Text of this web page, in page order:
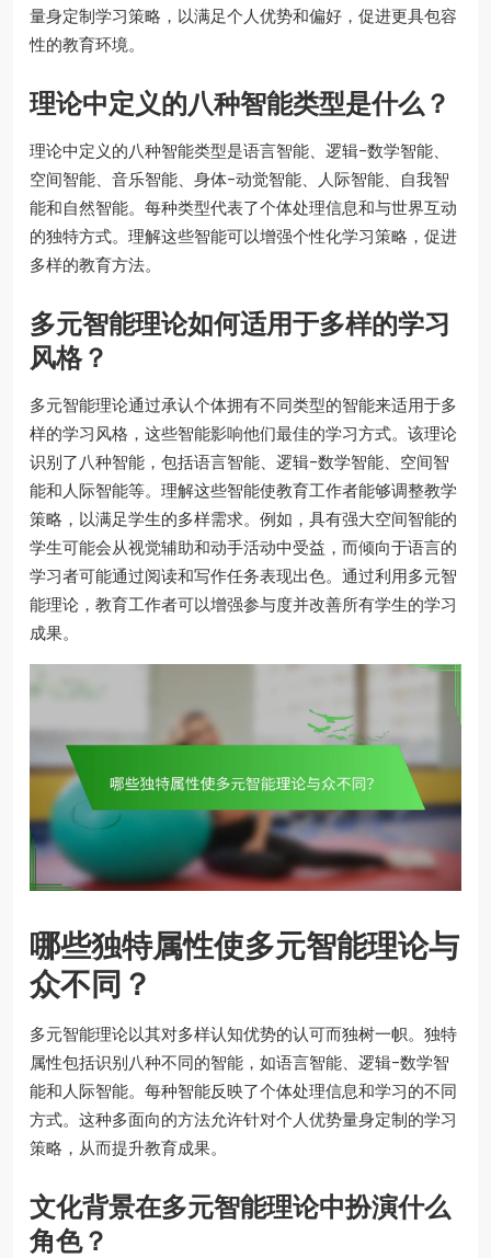
量身定制学习策略，以满足个人优势和偏好，促进更具包容
性的教育环境。
理论中定义的八种智能类型是什么？
理论中定义的八种智能类型是语言智能、逻辑-数学智能、
空间智能、音乐智能、身体-动觉智能、人际智能、自我智
能和自然智能。每种类型代表了个体处理信息和与世界互动
的独特方式。理解这些智能可以增强个性化学习策略，促进
多样的教育方法。
多元智能理论如何适用于多样的学习
风格？
多元智能理论通过承认个体拥有不同类型的智能来适用于多
样的学习风格，这些智能影响他们最佳的学习方式。该理论
识别了八种智能，包括语言智能、逻辑-数学智能、空间智
能和人际智能等。理解这些智能使教育工作者能够调整教学
策略，以满足学生的多样需求。例如，具有强大空间智能的
学生可能会从视觉辅助和动手活动中受益，而倾向于语言的
学习者可能通过阅读和写作任务表现出色。通过利用多元智
能理论，教育工作者可以增强参与度并改善所有学生的学习
成果。
哪些独特属性使多元智能理论与
众不同？
多元智能理论以其对多样认知优势的认可而独树一帜。独特
属性包括识别八种不同的智能，如语言智能、逻辑-数学智
能和人际智能。每种智能反映了个体处理信息和学习的不同
方式。这种多面向的方法允许针对个人优势量身定制的学习
策略，从而提升教育成果。
文化背景在多元智能理论中扮演什么
角色？